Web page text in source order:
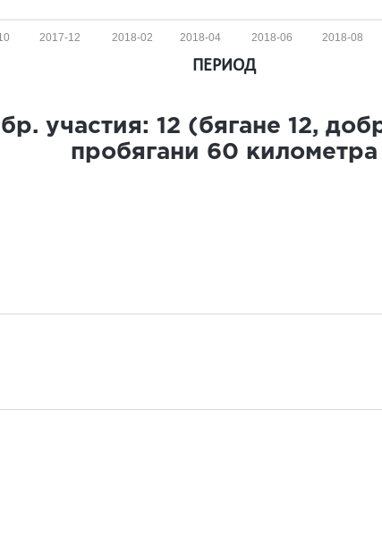
2018-08
2018-06
2018-04
2018-02
2017-12
ПЕРИОД
участия: 12 (бягане 12,
пробягани 60 километра